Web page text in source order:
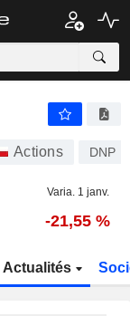
Actions DNP
Varia. 1 janv.
-21,55 %
Actualités